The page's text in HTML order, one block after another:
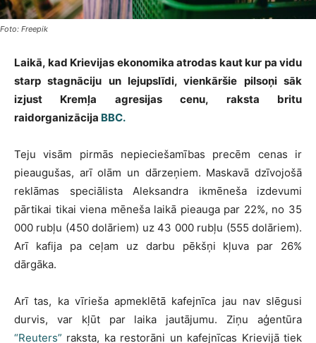
Foto: Freepik
Laikā, kad Krievijas ekonomika atrodas kaut kur pa vidu
starp stagnāciju un lejupslīdi, vienkāršie pilsoņi sāk
izjust Kremļa agresijas cenu, raksta britu
raidorganizācija BBC.
Teju visām pirmās nepieciešamības precēm cenas ir
pieaugušas, arī olām un dārzeņiem. Maskavā dzīvojošā
reklāmas speciālista Aleksandra ikmēneša izdevumi
pārtikai tikai viena mēneša laikā pieauga par 22%, no 35
000 rubļu (450 dolāriem) uz 43 000 rubļu (555 dolāriem).
Arī kafija pa ceļam uz darbu pēkšņi kļuva par 26%
dārgāka.
Arī tas, ka vīrieša apmeklētā kafejnīca jau nav slēgusi
durvis, var kļūt par laika jautājumu. Ziņu aģentūra
“Reuters” raksta, ka restorāni un kafejnīcas Krievijā tiek